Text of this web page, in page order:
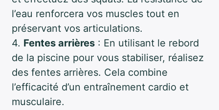
l’eau renforcera vos muscles tout en
préservant vos articulations.
4. Fentes arrières : En utilisant le rebord
de la piscine pour vous stabiliser, réalisez
des fentes arrières. Cela combine
l’efficacité d’un entraînement cardio et
musculaire.